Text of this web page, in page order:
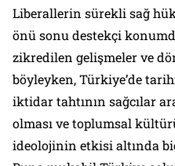
Liberallerin sürekli sağ
önü sonu destekçi
zikredilen gelişmeler ve
böyleyken, Türkiye’de
iktidar tahtının sağcılar
olması ve toplumsal
ideolojinin etkisi altında